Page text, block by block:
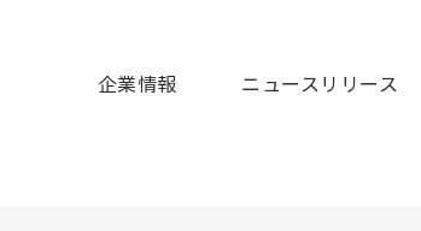
れた皆様に謹んでお見舞い申しあげますとと
企業情報 ニュースリリース